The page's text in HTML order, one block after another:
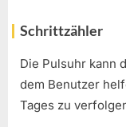
Schrittzähler
Die Pulsuhr kann
dem Benutzer
Tages zu